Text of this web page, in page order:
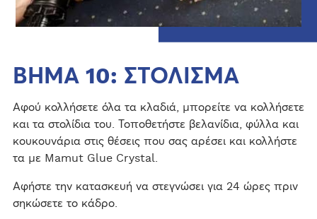
ΒΗΜΑ 10: ΣΤΟΛΙΣΜΑ
Αφού κολλήσετε όλα τα κλαδιά, μπορείτε να κολλήσετε
και τα στολίδια του. Τοποθετήστε βελανίδια, φύλλα και
κουκουνάρια στις θέσεις που σας αρέσει και κολλήστε
τα με Mamut Glue Crystal.
Αφήστε την κατασκευή να στεγνώσει για 24 ώρες πριν
σηκώσετε το κάδρο.